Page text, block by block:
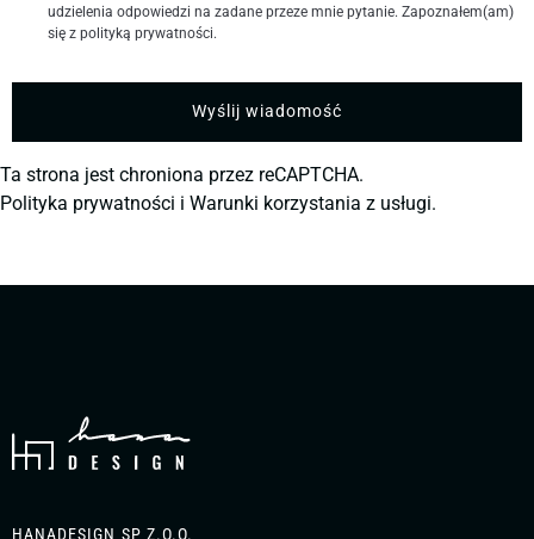
udzielenia odpowiedzi na zadane przeze mnie pytanie. Zapoznałem(am)
się z polityką prywatności.
Ta strona jest chroniona przez reCAPTCHA.
Polityka prywatności i Warunki korzystania z usługi.
HANADESIGN SP Z.O.O.